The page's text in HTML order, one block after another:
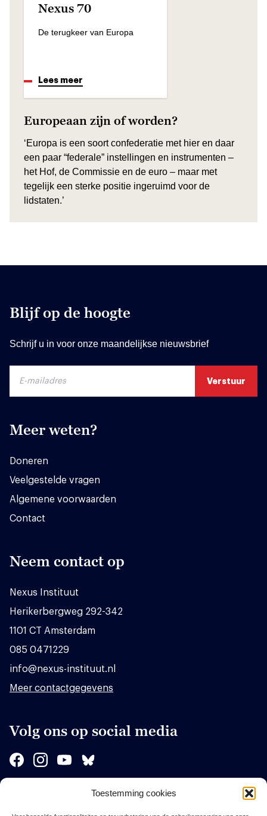
Toestemming cookies
Nexus 70
De terugkeer van Europa
Lees meer
Europeaan zijn of worden?
‘Europa is een soort confederatie met hier en daar
een paar “federale” instellingen en instrumenten –
het Hof, de Commissie en de euro – maar met
tegelijk een sterke positie ingeruimd voor de
lidstaten.’
Blijf op de hoogte
Schrijf u in voor onze maandelijkse nieuwsbrief
Meer weten?
Doneren
Veelgestelde vragen
Algemene voorwaarden
Contact
Neem contact op
Nexus Instituut
Herikerbergweg 292-342
1101 CT Amsterdam
085 0471229
info@nexus-instituut.nl
Meer contactgegevens
Volg ons op social media